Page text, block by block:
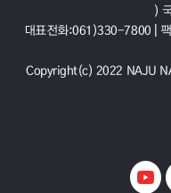
)
대표전화:061)330-7800 |
Copyright(c) 2022 NAJU